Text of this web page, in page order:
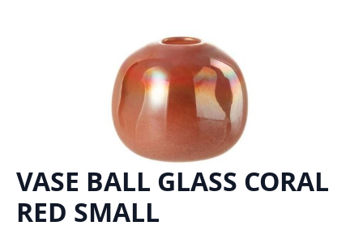
VASE BALL GLASS CORAL
RED SMALL